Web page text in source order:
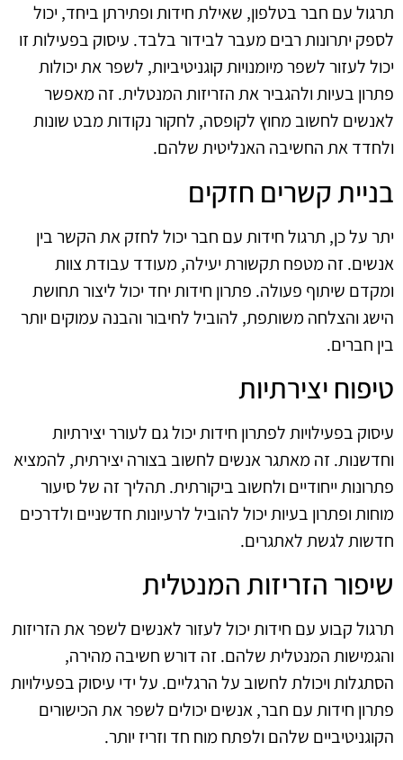
תרגול עם חבר בטלפון, שאילת חידות ופתירתן ביחד, יכול
לספק יתרונות רבים מעבר לבידור בלבד. עיסוק בפעילות זו
יכול לעזור לשפר מיומנויות קוגניטיביות, לשפר את יכולות
פתרון בעיות ולהגביר את הזריזות המנטלית. זה מאפשר
לאנשים לחשוב מחוץ לקופסה, לחקור נקודות מבט שונות
ולחדד את החשיבה האנליטית שלהם.
בניית קשרים חזקים
יתר על כן, תרגול חידות עם חבר יכול לחזק את הקשר בין
אנשים. זה מטפח תקשורת יעילה, מעודד עבודת צוות
ומקדם שיתוף פעולה. פתרון חידות יחד יכול ליצור תחושת
הישג והצלחה משותפת, להוביל לחיבור והבנה עמוקים יותר
בין חברים.
טיפוח יצירתיות
עיסוק בפעילויות לפתרון חידות יכול גם לעורר יצירתיות
וחדשנות. זה מאתגר אנשים לחשוב בצורה יצירתית, להמציא
פתרונות ייחודיים ולחשוב ביקורתית. תהליך זה של סיעור
מוחות ופתרון בעיות יכול להוביל לרעיונות חדשניים ולדרכים
חדשות לגשת לאתגרים.
שיפור הזריזות המנטלית
תרגול קבוע עם חידות יכול לעזור לאנשים לשפר את הזריזות
והגמישות המנטלית שלהם. זה דורש חשיבה מהירה,
הסתגלות ויכולת לחשוב על הרגליים. על ידי עיסוק בפעילויות
פתרון חידות עם חבר, אנשים יכולים לשפר את הכישורים
הקוגניטיביים שלהם ולפתח מוח חד וזריז יותר.